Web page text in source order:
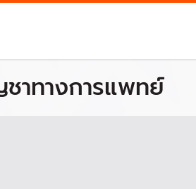
าทางการแพทย์